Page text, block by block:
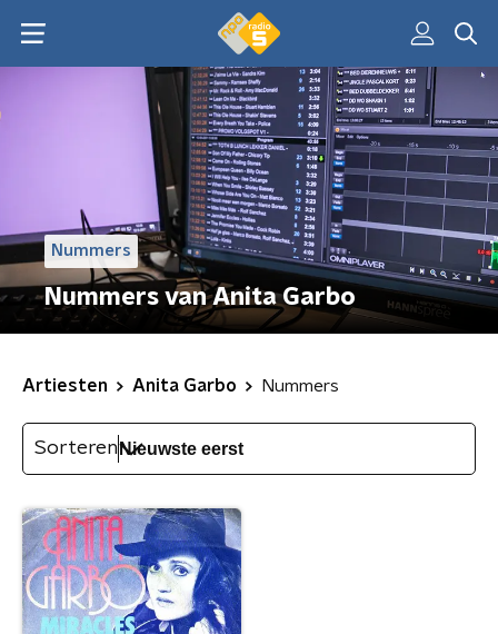
Nummers
Nummers van Anita Garbo
Artiesten Anita Garbo Nummers
Sorteren